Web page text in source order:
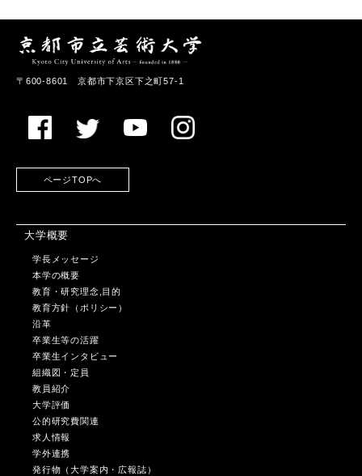
〒600-8601 京都市下京区下之町57-1
ページTOPへ
大学概要
学長メッセージ
本学の概要
教育・研究理念,目的
教育方針（ポリシー）
沿革
卒業生等の活躍
卒業生インタビュー
組織図・定員
教員紹介
大学評価
公的研究費関連
求人情報
学外連携
発行物（大学案内・広報誌）